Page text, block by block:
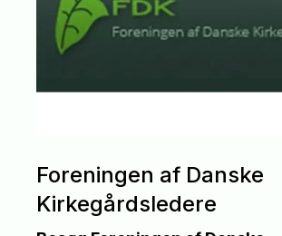
Foreningen af Danske
Kirkegårdsledere